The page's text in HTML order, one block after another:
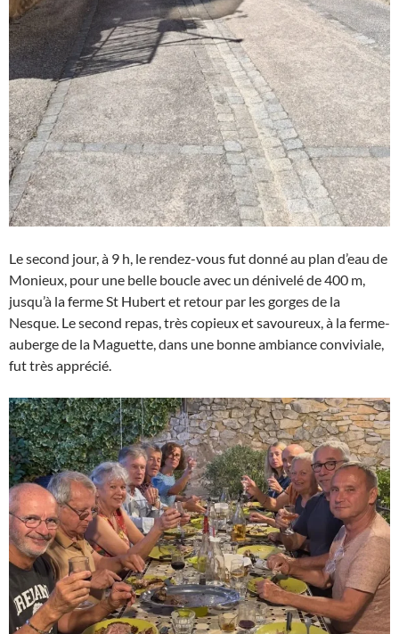
Le second jour, à 9 h, le rendez-vous fut donné au plan d’eau de
Monieux, pour une belle boucle avec un dénivelé de 400 m,
jusqu’à la ferme St Hubert et retour par les gorges de la
Nesque. Le second repas, très copieux et savoureux, à la ferme-
auberge de la Maguette, dans une bonne ambiance conviviale,
fut très apprécié.